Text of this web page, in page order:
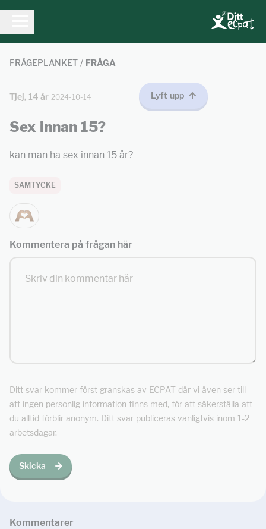
FRÅGEPLANKET / FRÅGA
Tjej, 14 år 2024-10-14 Lyft upp
Sex innan 15?
kan man ha sex innan 15 år?
SAMTYCKE
Kommentera på frågan här
Ditt svar kommer först granskas av ECPAT där vi även ser till
att ingen personlig information finns med, för att säkerställa att
du alltid förblir anonym. Ditt svar publiceras vanligtvis inom 1-2
arbetsdagar.
Skicka
Kommentarer